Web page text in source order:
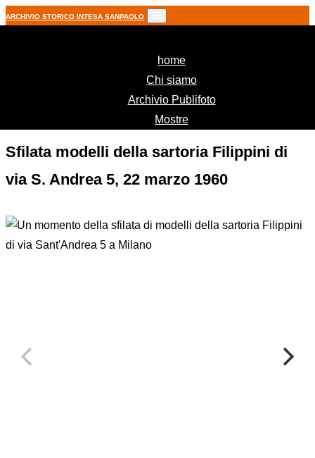
ARCHIVIO STORICO INTESA SANPAOLO
home(current)
Chi siamo
Archivio Publifoto
Mostre
Sfilata modelli della sartoria Filippini di
via S. Andrea 5, 22 marzo 1960